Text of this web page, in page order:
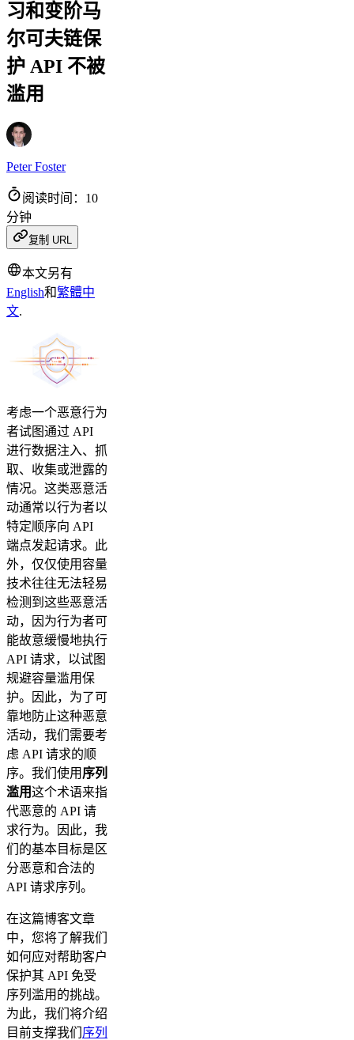
习和变阶马
尔可夫链保
护 API 不被
滥用
Peter Foster
阅读时间：10
分钟
复制 URL
本文另有
English和繁體中
文.
考虑一个恶意行为
者试图通过 API
进行数据注入、抓
取、收集或泄露的
情况。这类恶意活
动通常以行为者以
特定顺序向 API
端点发起请求。此
外，仅仅使用容量
技术往往无法轻易
检测到这些恶意活
动，因为行为者可
能故意缓慢地执行
API 请求，以试图
规避容量滥用保
护。因此，为了可
靠地防止这种恶意
活动，我们需要考
虑 API 请求的顺
序。我们使用 序列
滥用这个术语来指
代恶意的 API 请
求行为。因此，我
们的基本目标是区
分恶意和合法的
API 请求序列。
在这篇博客文章
中，您将了解我们
如何应对帮助客户
保护其 API 免受
序列滥用的挑战。
为此，我们将介绍
目前支撑我们 序列